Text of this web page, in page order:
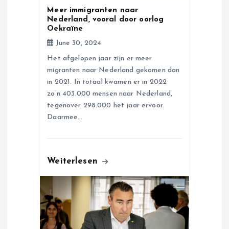
Meer immigranten naar
Nederland, vooral door oorlog
Oekraïne
June 30, 2024
Het afgelopen jaar zijn er meer
migranten naar Nederland gekomen dan
in 2021. In totaal kwamen er in 2022
zo’n 403.000 mensen naar Nederland,
tegenover 298.000 het jaar ervoor.
Daarmee…
Weiterlesen